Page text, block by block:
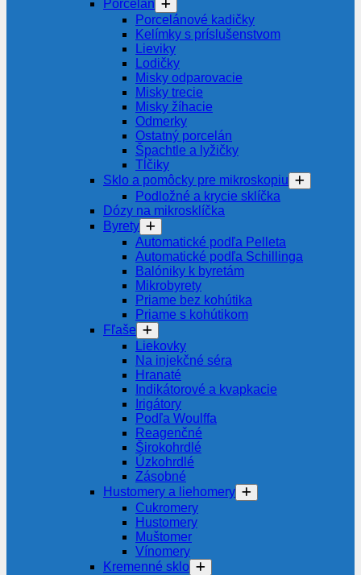
Porcelán
Porcelánové kadičky
Kelímky s príslušenstvom
Lieviky
Lodičky
Misky odparovacie
Misky trecie
Misky žíhacie
Odmerky
Ostatný porcelán
Špachtle a lyžičky
Tĺčiky
Sklo a pomôcky pre mikroskopiu
Podložné a krycie sklíčka
Dózy na mikrosklíčka
Byrety
Automatické podľa Pelleta
Automatické podľa Schillinga
Balóniky k byretám
Mikrobyrety
Priame bez kohútika
Priame s kohútikom
Fľaše
Liekovky
Na injekčné séra
Hranaté
Indikátorové a kvapkacie
Irigátory
Podľa Woulffa
Reagenčné
Širokohrdlé
Úzkohrdlé
Zásobné
Hustomery a liehomery
Cukromery
Hustomery
Muštomer
Vínomery
Kremenné sklo